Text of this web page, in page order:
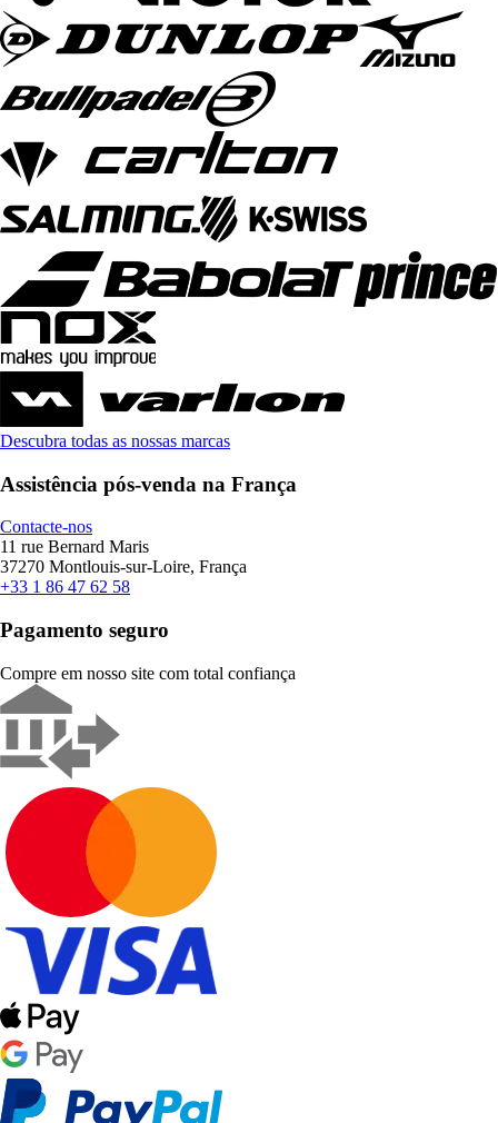
Descubra todas as nossas marcas
Assistência pós-venda na França
Contacte-nos
11 rue Bernard Maris
37270 Montlouis-sur-Loire, França
+33 1 86 47 62 58
Pagamento seguro
Compre em nosso site com total confiança